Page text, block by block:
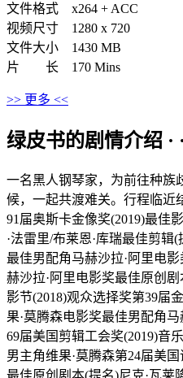
文件格式 x264 + ACC
视频尺寸 1280 x 720
文件大小 1430 MB
片 长 170 Mins
>> 更多 <<
绿皮书的剧情介绍 · ·
一名黑人钢琴家，为前往种族
候，一起共渡难关。行程临
91届奥斯卡金像奖(2019)最佳
·法雷里/布莱恩·库瑞最佳剪辑
最佳男配角马赫沙拉·阿里电
赫沙拉·阿里电影奖最佳原创
影节(2018)观众选择奖第39届
果·莫腾森电影奖最佳男配角
69届美国剪辑工会奖(2019)音
男主角维果·莫腾森第24届美
最佳原创剧本(提名)尼克·瓦莱